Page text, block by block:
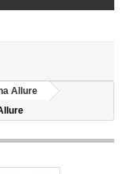
Allure